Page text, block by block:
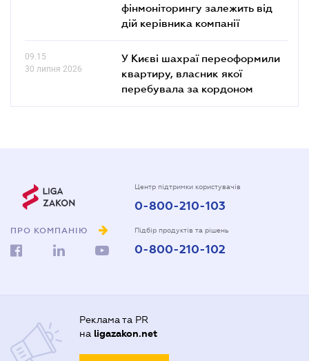
фінмоніторингу залежить від
дій керівника компанії
09.15
30 липня 2026
У Києві шахраї переоформили
квартиру, власник якої
перебувала за кордоном
ПРО КОМПАНІЮ
Центр підтримки користувачів
0-800-210-103
Підбір продуктів та рішень
0-800-210-102
Реклама та PR
на ligazakon.net